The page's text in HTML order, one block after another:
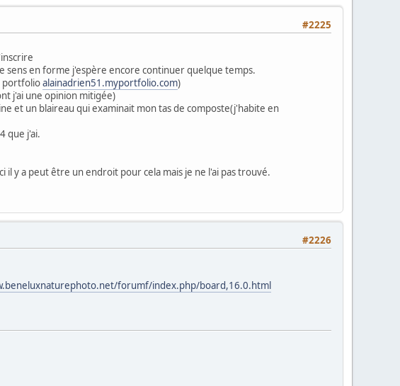
#2225
sens en forme j'espère encore continuer quelque temps.
portfolioalainadrien51.myportfolio.com)
j'ai une opinion mitigée)
et un blaireau qui examinait mon tas de composte(j'habite en
que j'ai.
y a peut être un endroit pour cela mais je ne l'ai pas trouvé.
#2226
forumf/index.php/board,16.0.html